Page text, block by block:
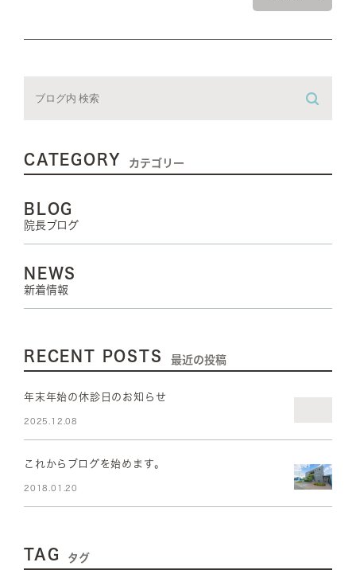
CATEGORY カテゴリー
BLOG
院長ブログ
NEWS
新着情報
RECENT POSTS 最近の投稿
年末年始の休診日のお知らせ
2025.12.08
これからブログを始めます。
2018.01.20
TAG タグ